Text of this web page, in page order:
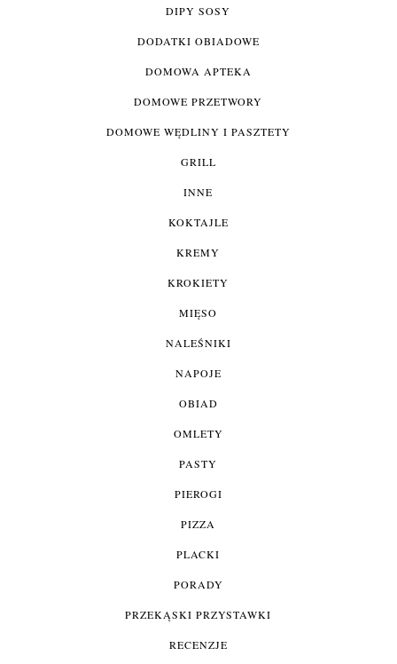
DIPY SOSY
DODATKI OBIADOWE
DOMOWA APTEKA
DOMOWE PRZETWORY
DOMOWE WĘDLINY I PASZTETY
GRILL
INNE
KOKTAJLE
KREMY
KROKIETY
MIĘSO
NALEŚNIKI
NAPOJE
OBIAD
OMLETY
PASTY
PIEROGI
PIZZA
PLACKI
PORADY
PRZEKĄSKI PRZYSTAWKI
RECENZJE